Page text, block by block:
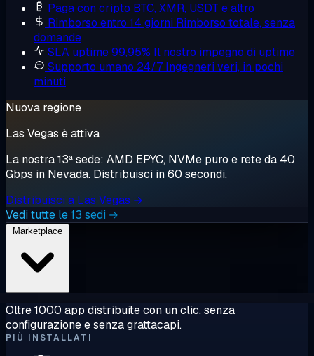
Paga con cripto BTC, XMR, USDT e altro
Rimborso entro 14 giorni Rimborso totale, senza
domande
SLA uptime 99,95% Il nostro impegno di uptime
Supporto umano 24/7 Ingegneri veri, in pochi
minuti
Nuova regione
Las Vegas è attiva
La nostra 13ª sede: AMD EPYC, NVMe puro e rete da 40
Gbps in Nevada. Distribuisci in 60 secondi.
Distribuisci a Las Vegas →
Vedi tutte le 13 sedi →
Oltre 1000 app distribuite con un clic, senza
configurazione e senza grattacapi.
PIÙ INSTALLATI